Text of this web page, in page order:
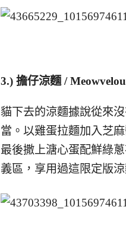
3.) 擔仔涼麵 /
貓下去的涼麵據說從來
當。以雞蛋拉麵加入芝
最後撒上溏心蛋配鮮綠
義區，享用過這限定版